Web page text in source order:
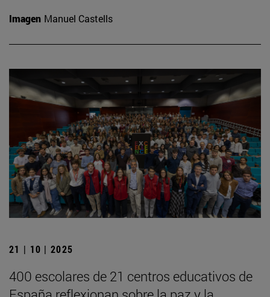
Imagen Manuel Castells
21 | 10 | 2025
400 escolares de 21 centros educativos de